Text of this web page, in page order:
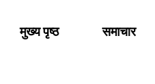
मुख्य पृष्ठ समाचार